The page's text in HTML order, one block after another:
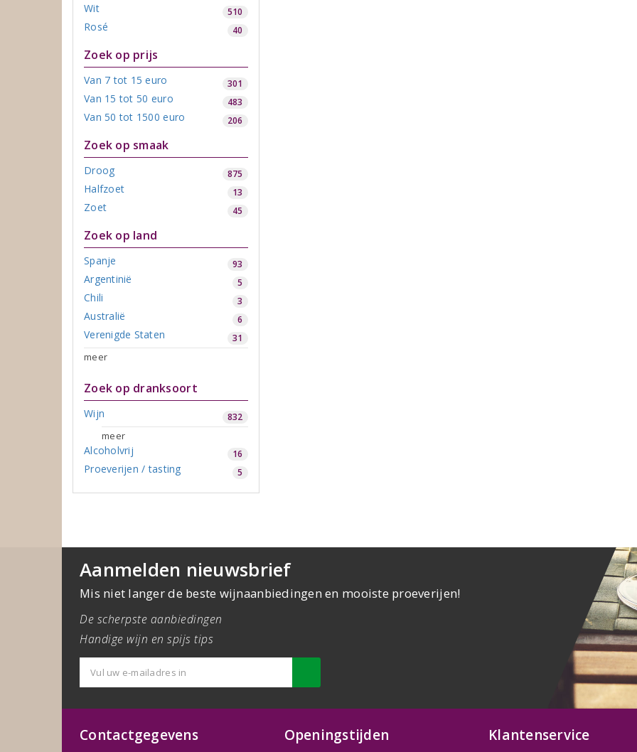
Wit 510
Rosé 40
Zoek op prijs
Van 7 tot 15 euro 301
Van 15 tot 50 euro 483
Van 50 tot 1500 euro 206
Zoek op smaak
Droog 875
Halfzoet 13
Zoet 45
Zoek op land
Spanje 93
Argentinië 5
Chili 3
Australië 6
Verenigde Staten 31
meer
Zoek op dranksoort
Wijn 832
meer
Alcoholvrij 16
Proeverijen / tasting 5
Aanmelden nieuwsbrief
Mis niet langer de beste wijnaanbiedingen en mooiste proeverijen!
De scherpste aanbiedingen
Handige wijn en spijs tips
Contactgegevens Openingstijden Klantenservice